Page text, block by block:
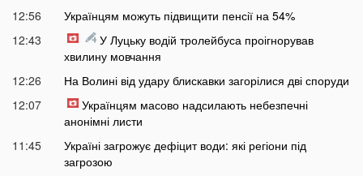
12:56
Українцям можуть підвищити пенсії на 54%
12:43
У Луцьку водій тролейбуса проігнорував
хвилину мовчання
12:26
На Волині від удару блискавки загорілися дві споруди
12:07
Українцям масово надсилають небезпечні
анонімні листи
11:45
Україні загрожує дефіцит води: які регіони під
загрозою